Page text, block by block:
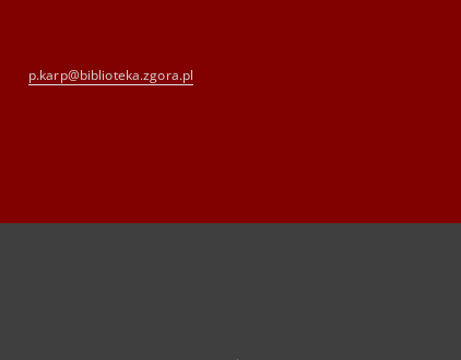
p.karp@biblioteka.zgora.pl